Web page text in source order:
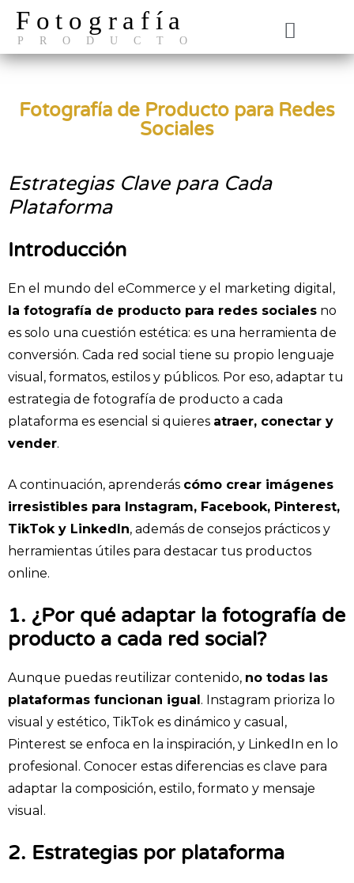
Fotografía
PRODUCTO
Fotografía de Producto para Redes
Sociales
Estrategias Clave para Cada
Plataforma
Introducción
En el mundo del eCommerce y el marketing digital,
la fotografía de producto para redes sociales no
es solo una cuestión estética: es una herramienta de
conversión. Cada red social tiene su propio lenguaje
visual, formatos, estilos y públicos. Por eso, adaptar tu
estrategia de fotografía de producto a cada
plataforma es esencial si quieres atraer, conectar y
vender.
A continuación, aprenderás cómo crear imágenes
irresistibles para Instagram, Facebook, Pinterest,
TikTok y LinkedIn, además de consejos prácticos y
herramientas útiles para destacar tus productos
online.
1. ¿Por qué adaptar la fotografía de
producto a cada red social?
Aunque puedas reutilizar contenido, no todas las
plataformas funcionan igual. Instagram prioriza lo
visual y estético, TikTok es dinámico y casual,
Pinterest se enfoca en la inspiración, y LinkedIn en lo
profesional. Conocer estas diferencias es clave para
adaptar la composición, estilo, formato y mensaje
visual.
2. Estrategias por plataforma